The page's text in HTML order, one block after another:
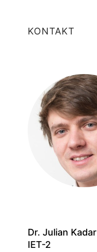
KONTAKT
Dr. Julian Kadar
IET-2